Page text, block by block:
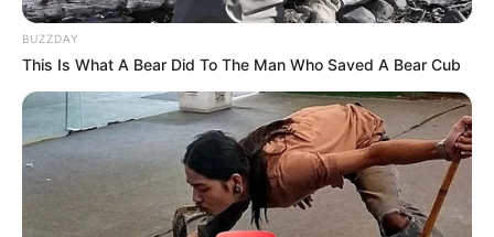
BUZZDAY
This Is What A Bear Did To The Man Who Saved A Bear Cub